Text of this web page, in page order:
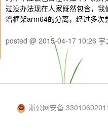
过没办法现在人家既然包含，
增框架arm64的分离，经过多次
posted @ 2015-04-17 10:26 宇
浙公网安备